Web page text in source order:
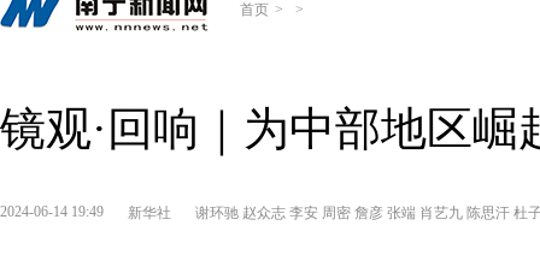
首页 > >
镜观·回响｜为中部地区崛
2024-06-14 19:49 新华社 谢环驰 赵众志 李安 周密 詹彦 张端 肖艺九 陈思汗 杜